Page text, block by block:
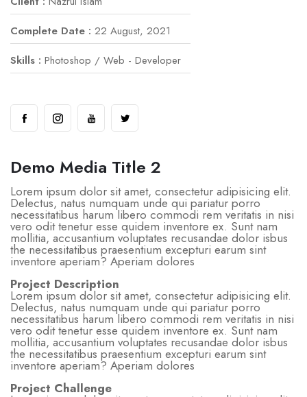
Complete Date : 22 August, 2021
Skills : Photoshop / Web - Developer
Demo Media Title 2
Lorem ipsum dolor sit amet, consectetur adipisicing elit.
Delectus, natus numquam unde qui pariatur porro
necessitatibus harum libero commodi rem veritatis in nisi
vero odit tenetur esse quidem inventore ex. Sunt nam
mollitia, accusantium voluptates recusandae dolor isbus
the necessitatibus praesentium excepturi earum sint
inventore aperiam? Aperiam dolores
Project Description
Lorem ipsum dolor sit amet, consectetur adipisicing elit.
Delectus, natus numquam unde qui pariatur porro
necessitatibus harum libero commodi rem veritatis in nisi
vero odit tenetur esse quidem inventore ex. Sunt nam
mollitia, accusantium voluptates recusandae dolor isbus
the necessitatibus praesentium excepturi earum sint
inventore aperiam? Aperiam dolores
Project Challenge